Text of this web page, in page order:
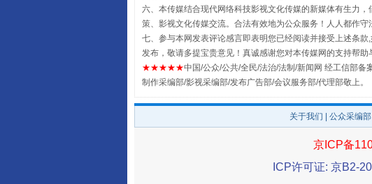
阿坝州三大球赛在茂县开幕
六、本传媒结合现代网络科技影视文化传媒的新媒体有生力
策、影视文化传媒交流。合法有效地为公众服务！人人都作守
七、参与本网发表评论感言即表明您已经阅读并接受上述条
发布，敬请多提宝贵意见！真诚感谢您对本传媒网的支持帮
★★★★★中国/公众/公共/全民/法治/法制/新闻网 经工信部
制作采编部/影视采编部/发布广告部/会议服务部/代理部敬上。
关于我们 公众采编部
京ICP备
ICP许可证: 京B2-